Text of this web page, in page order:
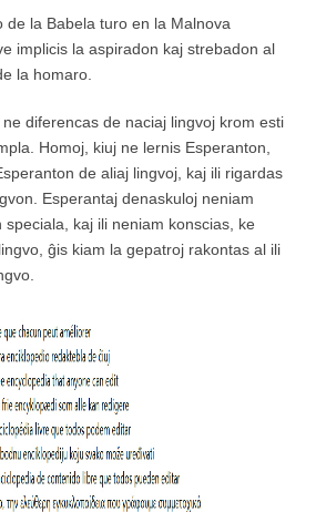
de la Babela turo en la Malnova
implicis la aspiradon kaj strebadon al
la homaro.
diferencas de naciaj lingvoj krom esti
Homoj, kiuj ne lernis Esperanton,
de aliaj lingvoj, kaj ili rigardas
Esperantaj denaskuloj neniam
speciala, kaj ili neniam konscias, ke
ĝis kiam la gepatroj rakontas al ili